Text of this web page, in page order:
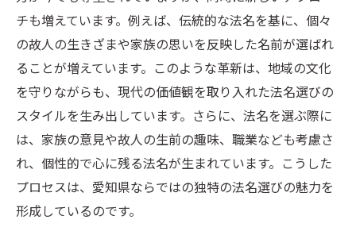
チも増えています。例えば、伝統的な法名を基に、個々
の故人の生きざまや家族の思いを反映した名前が選ばれ
ることが増えています。このような革新は、地域の文化
を守りながらも、現代の価値観を取り入れた法名選びの
スタイルを生み出しています。さらに、法名を選ぶ際に
は、家族の意見や故人の生前の趣味、職業なども考慮さ
れ、個性的で心に残る法名が生まれています。こうした
プロセスは、愛知県ならではの独特の法名選びの魅力を
形成しているのです。